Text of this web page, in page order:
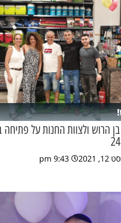
בן הרוש ולצוות החנות על פתיחה
2021
9:43 pm